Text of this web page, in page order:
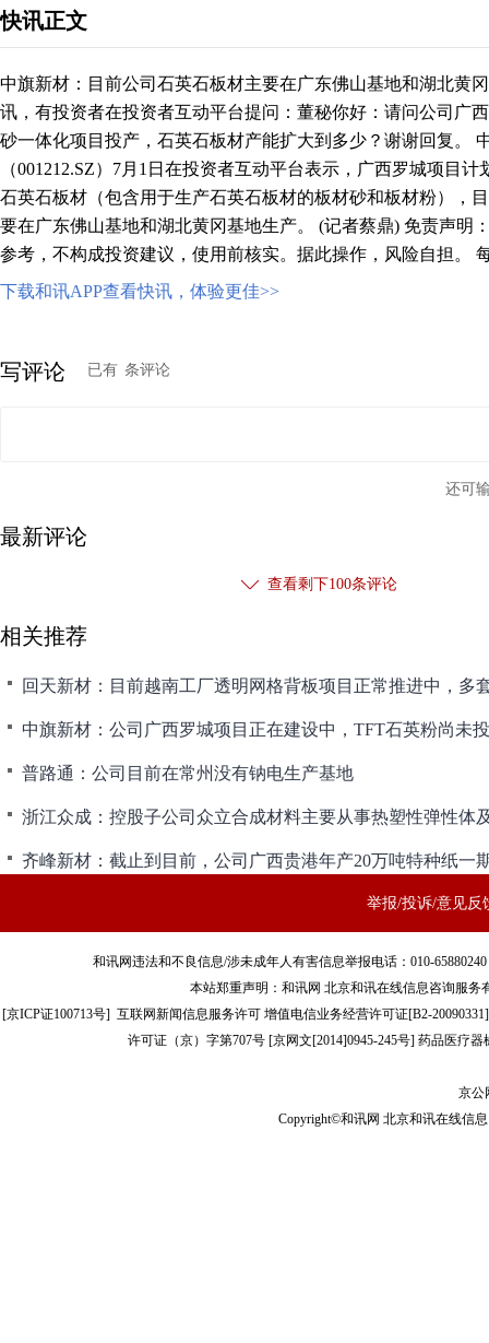
快讯正文
中旗新材：目前公司石英石板材主要在广东佛山基地和湖北黄
讯，有投资者在投资者互动平台提问：董秘你好：请问公司广
砂一体化项目投产，石英石板材产能扩大到多少？谢谢回复。
（001212.SZ）7月1日在投资者互动平台表示，广西罗城项目
石英石板材（包含用于生产石英石板材的板材砂和板材粉），
要在广东佛山基地和湖北黄冈基地生产。 (记者蔡鼎) 免责声明
参考，不构成投资建议，使用前核实。据此操作，风险自担。
下载和讯APP查看快讯，体验更佳>>
写评论 已有 条评论
还可
最新评论
查看剩下100条评论
相关推荐
普路通：公司目前在常州没有钠电生产基地
举报/投诉/意见反
和讯网违法和不良信息/涉未成年人有害信息举报电话：010-
本站郑重声明：和讯网 北京和讯在线信息咨询服
[京ICP证100713号] 互联网新闻信息服务许可 增值电信业务经营许可证[B2-20090331]
许可证（京）字第707号 [京网文[2014]0945-245号] 药品医疗器
京公
Copyright©和讯网 北京和讯在线信